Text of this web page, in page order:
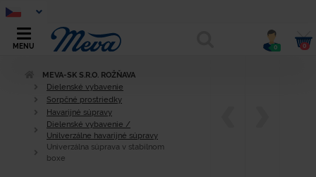
MENU 0 0
MEVA-SK S.R.O. ROŽŇAVA
Dielenské vybavenie
Sorpčné prostriedky
Havarijné súpravy
Dielenské vybavenie /
Unilverzálne havarijné súpravy
Univerzálna súprava v stabilnom
boxe